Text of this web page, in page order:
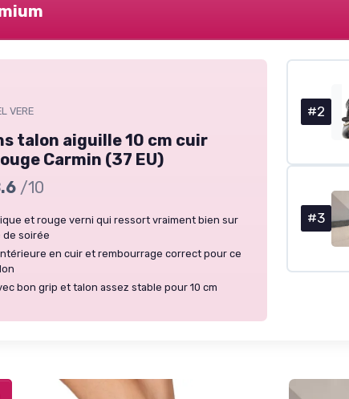
VERE
talon aiguille 10 cm cuir
Carmin (37 EU)
/10
et rouge verni qui ressort vraiment bien sur
soirée
en cuir et rembourrage correct pour ce
bon grip et talon assez stable pour 10 cm
#2
#3